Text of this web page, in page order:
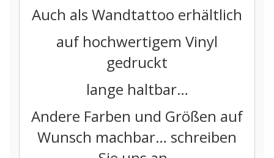
Auch als Wandtattoo erhältlich
auf hochwertigem Vinyl
gedruckt
lange haltbar…
Andere Farben und Größen auf
Wunsch machbar… schreiben